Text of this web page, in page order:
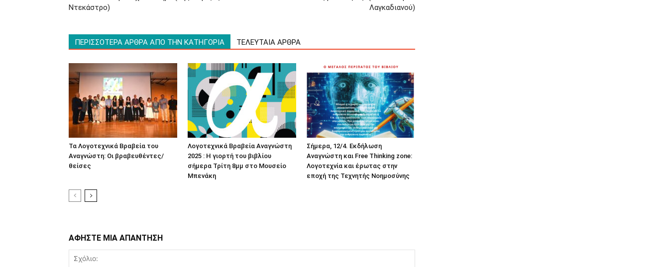
Ντεκάστρο)
Λαγκαδιανού)
ΠΕΡΙΣΣΟΤΕΡΑ ΑΡΘΡΑ ΑΠΟ ΤΗΝ ΚΑΤΗΓΟΡΙΑ ΤΕΛΕΥΤΑΙΑ ΑΡΘΡΑ
Τα Λογοτεχνικά Βραβεία του
Αναγνώστη: Οι βραβευθέντες/
θείσες
Λογοτεχνικά Βραβεία Αναγνώστη
2025 : Η γιορτή του βιβλίου
σήμερα Τρίτη 8μμ στο Μουσείο
Μπενάκη
Σήμερα, 12/4. Εκδήλωση
Αναγνώστη και Free Thinking zone:
Λογοτεχνία και έρωτας στην
εποχή της Τεχνητής Νοημοσύνης
ΑΦΗΣΤΕ ΜΙΑ ΑΠΑΝΤΗΣΗ